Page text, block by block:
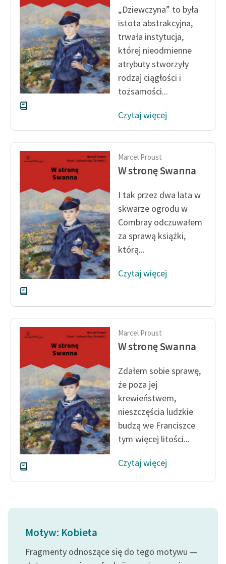
„Dziewczyna” to była
istota abstrakcyjna,
trwała instytucja,
której nieodmienne
atrybuty stworzyły
rodzaj ciągłości i
tożsamości...
Czytaj więcej
Marcel Proust
W stronę Swanna
I tak przez dwa lata w
skwarze ogrodu w
Combray odczuwałem
za sprawą książki,
którą...
Czytaj więcej
Marcel Proust
W stronę Swanna
Zdałem sobie sprawę,
że poza jej
krewieństwem,
nieszczęścia ludzkie
budzą we Franciszce
tym więcej litości...
Czytaj więcej
Motyw: Kobieta
Fragmenty odnoszące się do tego motywu —